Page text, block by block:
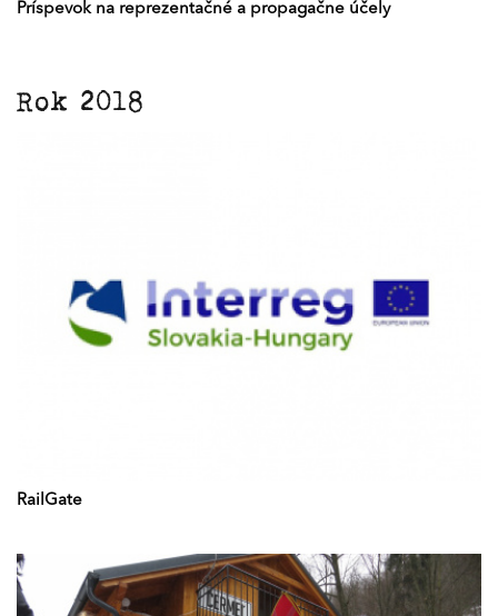
Príspevok na reprezentačné a propagačne účely
Rok 2018
RailGate